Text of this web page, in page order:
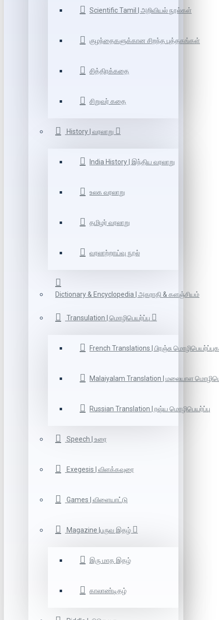
Scientific Tamil | அறிவியல் நூல்கள்
குழந்தைகளுக்கான சிறந்த புத்தகங்கள்
சித்திரக்கதை
சிறுவர் கதை
History | வரலாறு
India History | இந்திய வரலாறு
உலக வரலாறு
தமிழர் வரலாறு
வரலாற்றாய்வு நூல்
Dictionary & Encyclopedia | அகராதி & களஞ்சியம்
Transulation | மொழிபெயர்ப்பு
French Translations | பிரஞ்சு
Malaiyalam Translation | மலையாள
Russian Translation | ரஷ்ய மொழிபெயர்ப்பு
Speech | உரை
Exegesis | விளக்கவுரை
Games | விளையாட்டு
Magazine |பருவ இதழ்
இரு மாத இதழ்
காலாண்டிதழ்